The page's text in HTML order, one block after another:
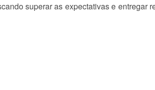
superar as expectativas e entregar